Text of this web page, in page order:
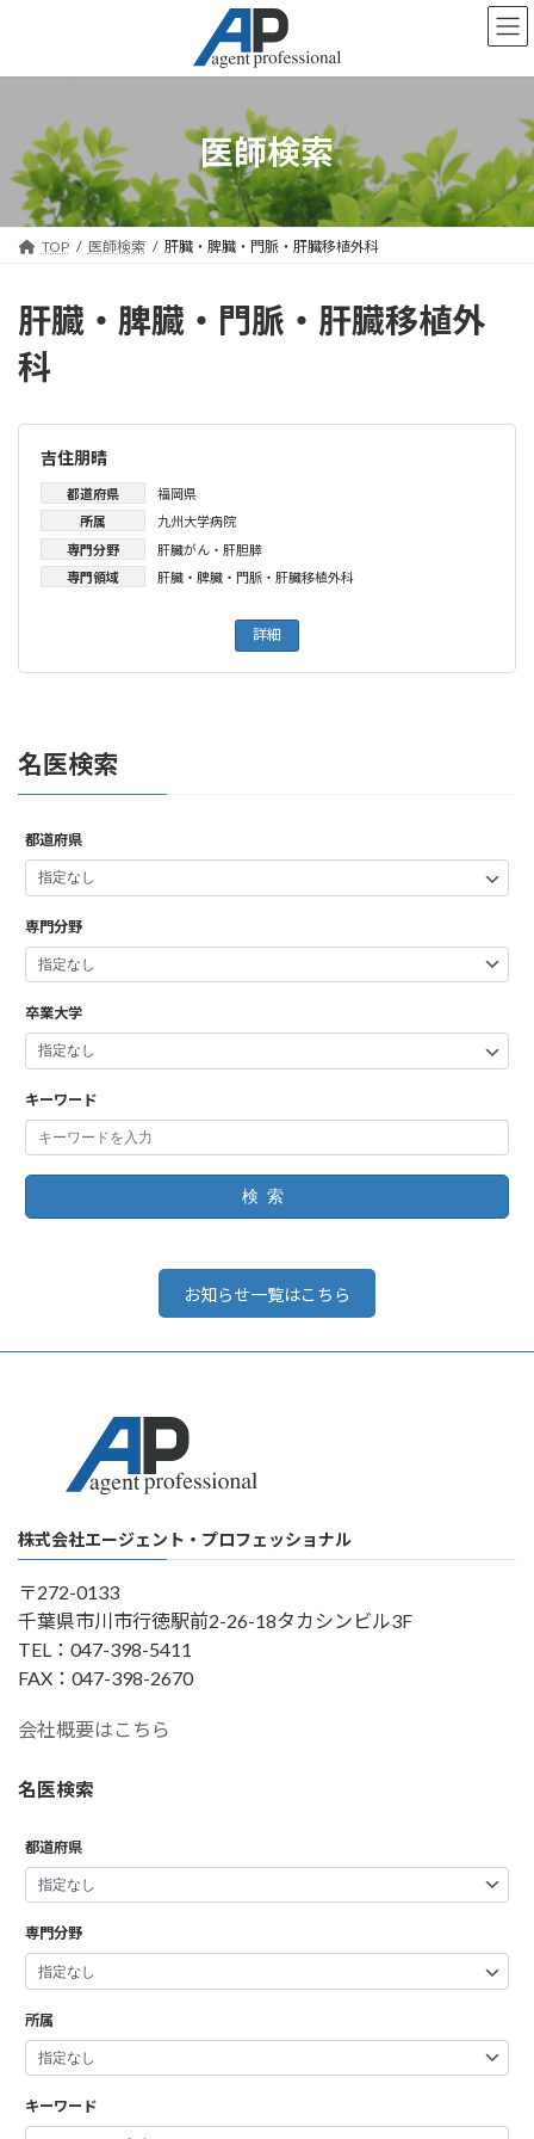
ン
キ
プ
ー
に
動
医師検索
TOP 医師検索 肝臓・脾臓・門脈・肝臓移植外科
肝臓・脾臓・門脈・肝臓移植外
科
吉住朋晴
都道府県
福岡県
所属
九州大学病院
専門分野
肝臓がん・肝胆膵
専門領域
肝臓・脾臓・門脈・肝臓移植外科
詳細
名医検索
都道府県
専門分野
卒業大学
キーワード
検索
お知らせ一覧はこちら
株式会社エージェント・プロフェッショナル
〒272-0133
千葉県市川市行徳駅前2-26-18タカシンビル3F
TEL：047-398-5411
FAX：047-398-2670
会社概要はこちら
名医検索
都道府県
専門分野
所属
キーワード